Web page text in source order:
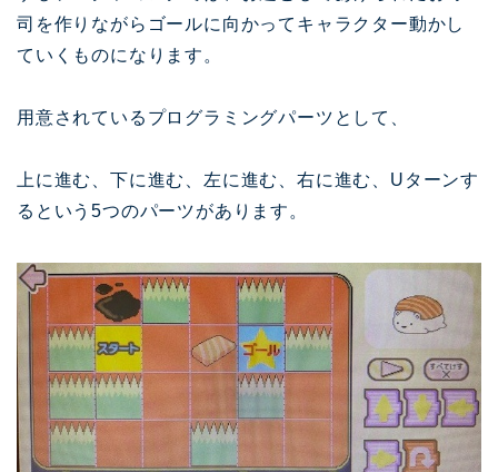
司を作りながらゴールに向かってキャラクター動かし
ていくものになります。
用意されているプログラミングパーツとして、
上に進む、下に進む、左に進む、右に進む、Uターンす
るという5つのパーツがあります。